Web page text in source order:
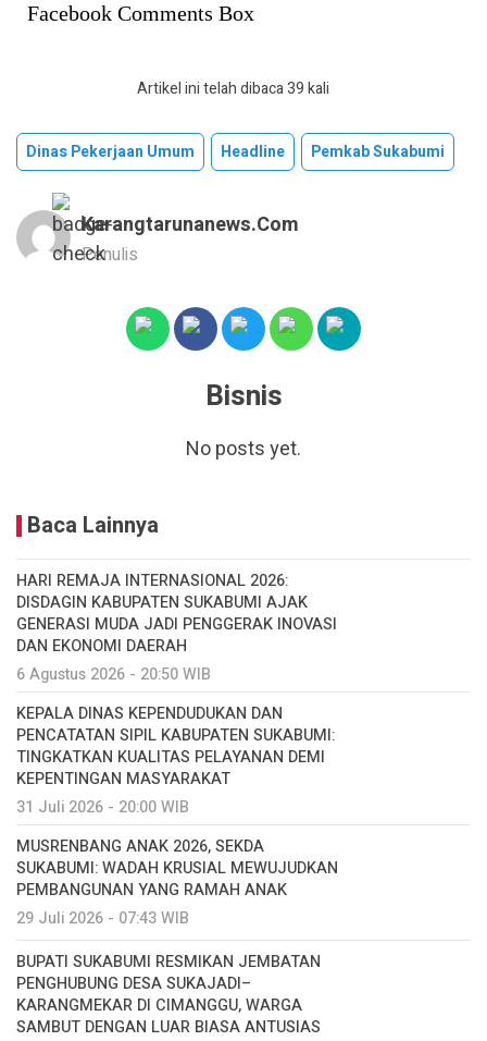
Facebook Comments Box
Artikel ini telah dibaca 39 kali
Dinas Pekerjaan Umum Headline Pemkab Sukabumi
Karangtarunanews.com
Penulis
Bisnis
No posts yet.
Baca Lainnya
HARI REMAJA INTERNASIONAL 2026:
DISDAGIN KABUPATEN SUKABUMI AJAK
GENERASI MUDA JADI PENGGERAK INOVASI
DAN EKONOMI DAERAH
6 Agustus 2026 - 20:50 WIB
KEPALA DINAS KEPENDUDUKAN DAN
PENCATATAN SIPIL KABUPATEN SUKABUMI:
TINGKATKAN KUALITAS PELAYANAN DEMI
KEPENTINGAN MASYARAKAT
31 Juli 2026 - 20:00 WIB
MUSRENBANG ANAK 2026, SEKDA
SUKABUMI: WADAH KRUSIAL MEWUJUDKAN
PEMBANGUNAN YANG RAMAH ANAK
29 Juli 2026 - 07:43 WIB
BUPATI SUKABUMI RESMIKAN JEMBATAN
PENGHUBUNG DESA SUKAJADI–
KARANGMEKAR DI CIMANGGU, WARGA
SAMBUT DENGAN LUAR BIASA ANTUSIAS